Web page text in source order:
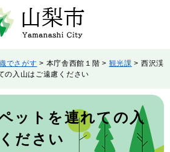
でさがす > 本庁舎西館１階 > 観光課 > 西沢渓
の入山はご遠慮ください
ットを連れての入
ださい